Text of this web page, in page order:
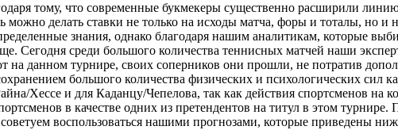
тому, что современные букмекеры существенно расширили
делать ставки не только на исходы матча, форы и тоталы, но и
знания, однако благодаря нашим аналитикам, которые
Сегодня среди большого количества теннисных матчей наши
данном турнире, своих соперников они прошли, не потратив
большого количества физических и психологических сил
Хессе и для Каданцу/Чепелова, так как действия спортсменов на
в качестве одних из претендентов на титул в этом
воспользоваться нашими прогнозами, которые приведены